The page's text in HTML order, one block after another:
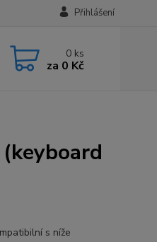
Přihlášení
0 ks
za 0 Kč
s níže